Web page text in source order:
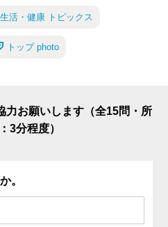
生活・健康 トピックス
トップ photo
力お願いします（全15問・所
3分程度）
。